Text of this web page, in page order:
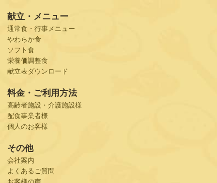
献立・メニュー
通常食・行事メニュー
やわらか食
ソフト食
栄養価調整食
献立表ダウンロード
料金・ご利用方法
高齢者施設・介護施設様
配食事業者様
個人のお客様
その他
会社案内
よくあるご質問